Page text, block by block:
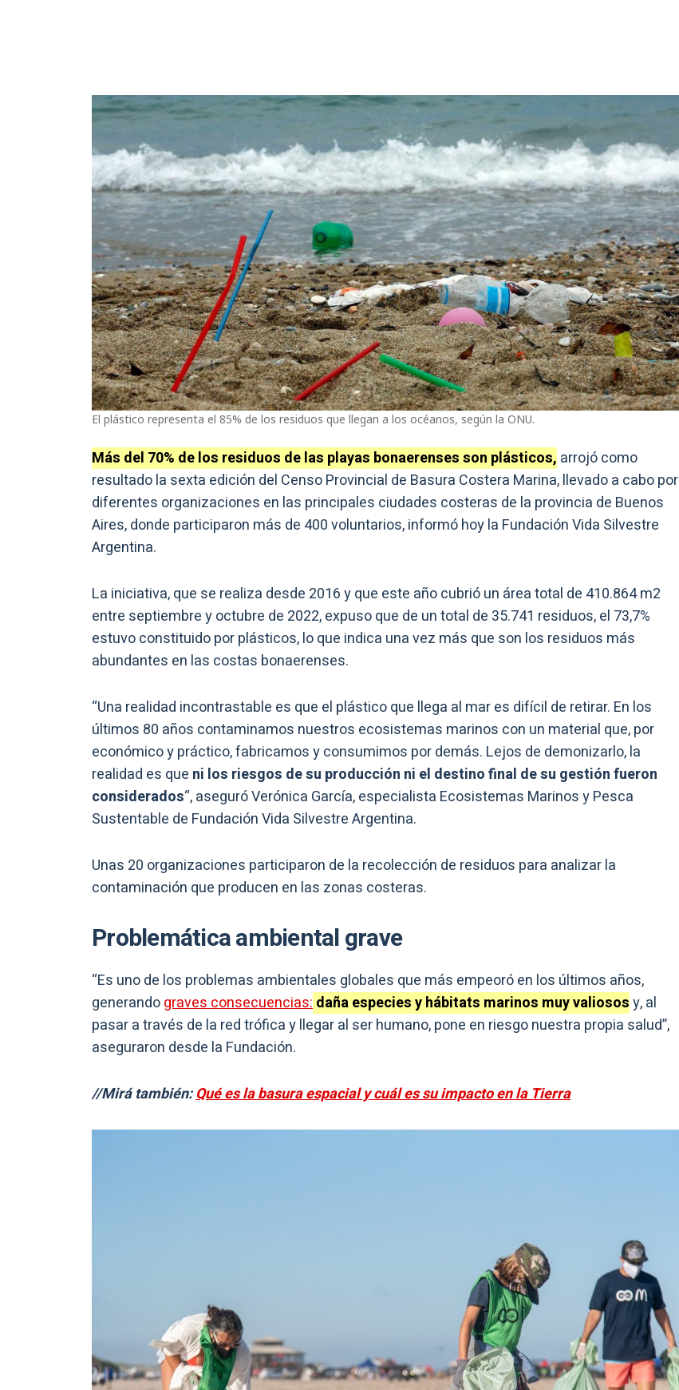
El plástico representa el 85% de los residuos que llegan a los océanos, según la ONU.
Más del 70% de los residuos de las playas bonaerenses son plásticos, arrojó como
resultado la sexta edición del Censo Provincial de Basura Costera Marina, llevado a cabo por
diferentes organizaciones en las principales ciudades costeras de la provincia de Buenos
Aires, donde participaron más de 400 voluntarios, informó hoy la Fundación Vida Silvestre
Argentina.
La iniciativa, que se realiza desde 2016 y que este año cubrió un área total de 410.864 m2
entre septiembre y octubre de 2022, expuso que de un total de 35.741 residuos, el 73,7%
estuvo constituido por plásticos, lo que indica una vez más que son los residuos más
abundantes en las costas bonaerenses.
“Una realidad incontrastable es que el plástico que llega al mar es difícil de retirar. En los
últimos 80 años contaminamos nuestros ecosistemas marinos con un material que, por
económico y práctico, fabricamos y consumimos por demás. Lejos de demonizarlo, la
realidad es que ni los riesgos de su producción ni el destino final de su gestión fueron
considerados“, aseguró Verónica García, especialista Ecosistemas Marinos y Pesca
Sustentable de Fundación Vida Silvestre Argentina.
Unas 20 organizaciones participaron de la recolección de residuos para analizar la
contaminación que producen en las zonas costeras.
Problemática ambiental grave
“Es uno de los problemas ambientales globales que más empeoró en los últimos años,
generandograves consecuencias:daña especies y hábitats marinos muy valiososy, al
pasar a través de la red trófica y llegar al ser humano, pone en riesgo nuestra propia salud”,
aseguraron desde la Fundación.
//Mirá también:Qué es la basura espacial y cuál es su impacto en la Tierra